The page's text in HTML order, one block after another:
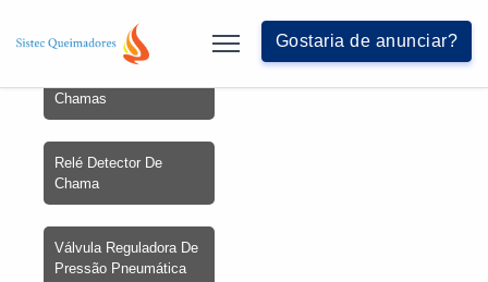
Gostaria de anunciar?
Buscas relacionadas:
Chamas
Relé Detector De
Chama
Válvula Reguladora De
Pressão Pneumática